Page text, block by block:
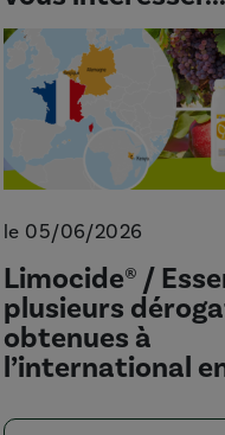
le 05/06/2026
Limocide® /
plusieurs
obtenues à
l’international